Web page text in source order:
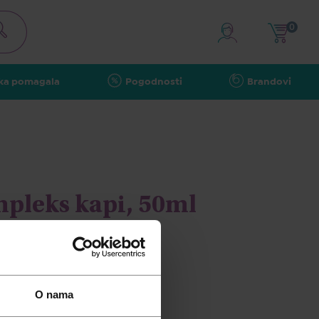
O nama
pomagala Pogodnosti Brandovi
0
kapi, 50ml